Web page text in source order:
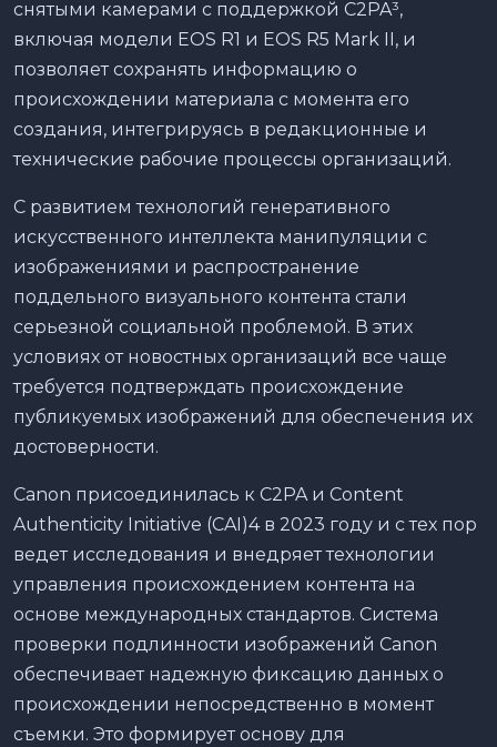
снятыми камерами с поддержкой C2PA³,
включая модели EOS R1 и EOS R5 Mark II, и
позволяет сохранять информацию о
происхождении материала с момента его
создания, интегрируясь в редакционные и
технические рабочие процессы организаций.
С развитием технологий генеративного
искусственного интеллекта манипуляции с
изображениями и распространение
поддельного визуального контента стали
серьезной социальной проблемой. В этих
условиях от новостных организаций все чаще
требуется подтверждать происхождение
публикуемых изображений для обеспечения их
достоверности.
Canon присоединилась к C2PA и Content
Authenticity Initiative (CAI)4 в 2023 году и с тех пор
ведет исследования и внедряет технологии
управления происхождением контента на
основе международных стандартов. Система
проверки подлинности изображений Canon
обеспечивает надежную фиксацию данных о
происхождении непосредственно в момент
съемки. Это формирует основу для